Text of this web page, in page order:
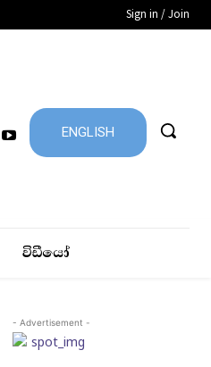
Sign in / Join
ENGLISH
විඩීයෝ
- Advertisement -